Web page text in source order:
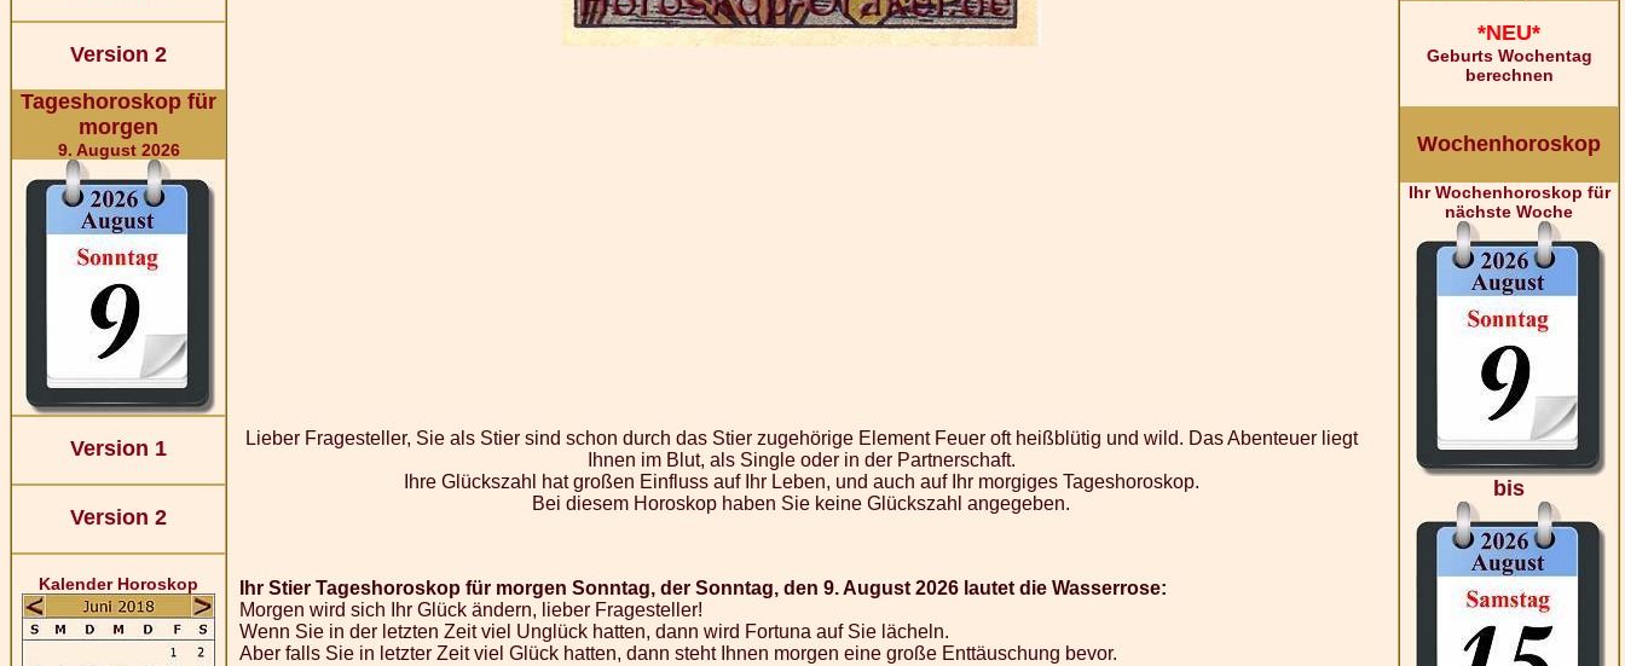
Version 2
Tageshoroskop für
morgen
9. August 2026
Version 1
Version 2
Kalender Horoskop
Lieber Fragesteller, Sie als Stier sind schon durch das Stier zugehörige Element Feuer oft heißblütig und wild. Das Abenteuer liegt
Ihnen im Blut, als Single oder in der Partnerschaft.
Ihre Glückszahl hat großen Einfluss auf Ihr Leben, und auch auf Ihr morgiges Tageshoroskop.
Bei diesem Horoskop haben Sie keine Glückszahl angegeben.
Ihr Stier Tageshoroskop für morgen Sonntag, der Sonntag, den 9. August 2026 lautet die Wasserrose:
Morgen wird sich Ihr Glück ändern, lieber Fragesteller!
Wenn Sie in der letzten Zeit viel Unglück hatten, dann wird Fortuna auf Sie lächeln.
Aber falls Sie in letzter Zeit viel Glück hatten, dann steht Ihnen morgen eine große Enttäuschung bevor.
*NEU*
Geburts Wochentag
berechnen
Wochenhoroskop
Ihr Wochenhoroskop für
nächste Woche
bis